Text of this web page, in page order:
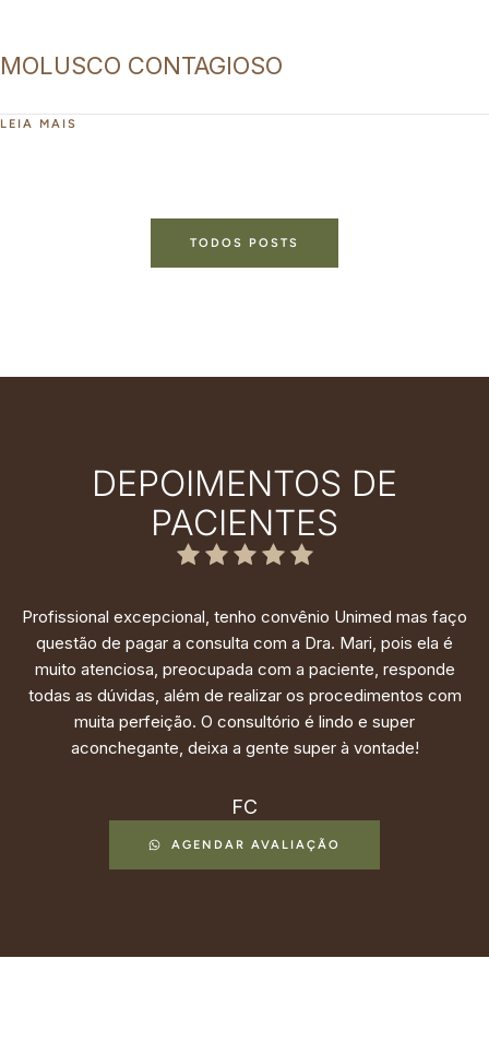
MOLUSCO CONTAGIOSO
LEIA MAIS
TODOS POSTS
DEPOIMENTOS DE
PACIENTES
Profissional excepcional, tenho convênio Unimed mas faço
questão de pagar a consulta com a Dra. Mari, pois ela é
muito atenciosa, preocupada com a paciente, responde
todas as dúvidas, além de realizar os procedimentos com
muita perfeição. O consultório é lindo e super
aconchegante, deixa a gente super à vontade!
FC
AGENDAR AVALIAÇÃO